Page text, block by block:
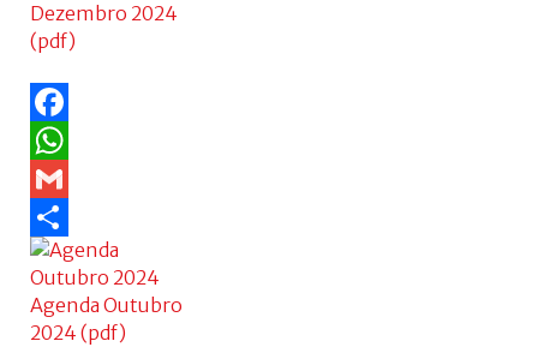
Dezembro 2024
(pdf)
Facebook
WhatsApp
Gmail
Share
Agenda Outubro
2024 (pdf)